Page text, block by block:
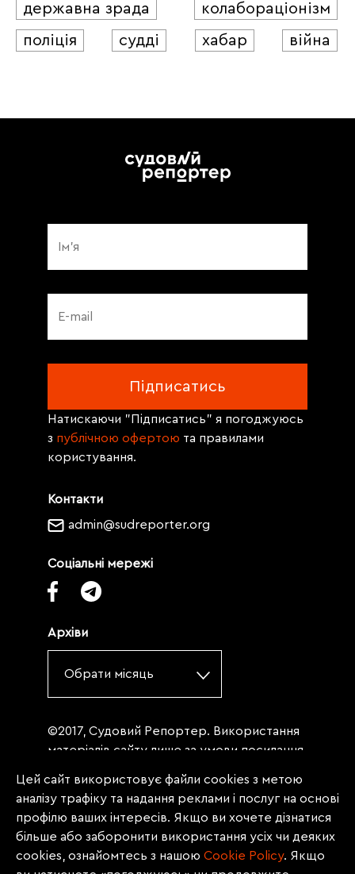
державна зрада
колабораціонізм
поліція
судді хабар війна
Контакти
admin@sudreporter.org
Соціальні мережі
Архіви
Обрати місяць
Натискаючи "Підписатись" я погоджуюсь
з публічною офертою та правилами
користування.
©2017, Судовий Репортер. Використання
матеріалів сайту лише за умови посилання
«Судовий репортер» не нижче третього
абзацу. Матеріали, щодо яких міститься
заборона на повну републікацію
(передрук, копіювання, відтворення або
інше використання), заборонено
Цей сайт використовує файли cookies з метою
аналізу трафіку та надання реклами і послуг на основі
профілю ваших інтересів. Якщо ви хочете дізнатися
більше або заборонити використання усіх чи деяких
cookies, ознайомтесь з нашою Сookie Policy. Якщо